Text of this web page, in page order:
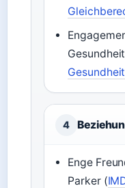
4
Enge
Parker (